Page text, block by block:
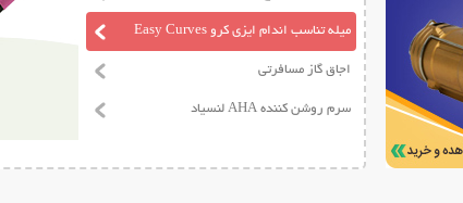
میله تناسب اندام ایزی کرو Easy Curves
اجاق گاز مسافرتی
سرم روشن کننده AHA لنسیاد